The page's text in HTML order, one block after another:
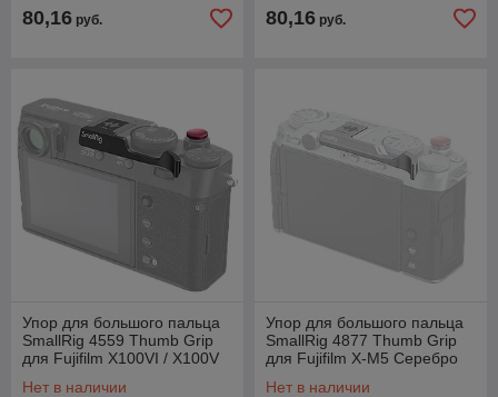
80,16 руб. 80,16 руб.
Упор для большого пальца
SmallRig 4559 Thumb Grip
для Fujifilm X100VI / X100V
Нет в наличии
Упор для большого пальца
SmallRig 4877 Thumb Grip
для Fujifilm X-M5 Серебро
Нет в наличии